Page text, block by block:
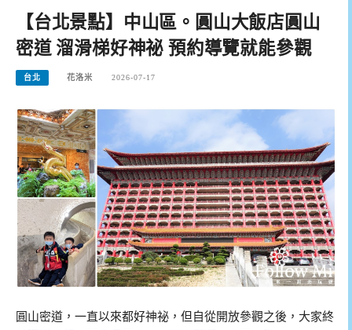
【台北景點】中山區。圓山大飯店圓山
密道 溜滑梯好神祕 預約導覽就能參觀
台北 花洛米 2026-07-17
圓山密道，一直以來都好神祕，但自從開放參觀之後，大家終